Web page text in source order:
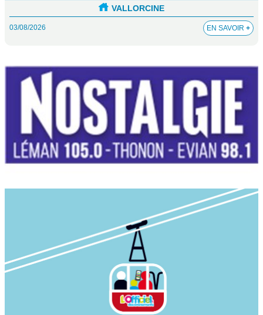
VALLORCINE
03/08/2026 EN SAVOIR +